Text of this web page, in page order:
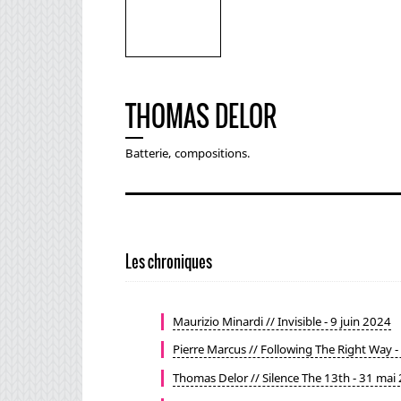
THOMAS DELOR
Batterie, compositions.
Les chroniques
Maurizio Minardi // Invisible - 9 juin 2024
Pierre Marcus // Following The Right Way
Thomas Delor // Silence The 13th - 31 mai